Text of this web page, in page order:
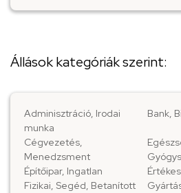
Állások kategóriák szerint:
Adminisztráció, Irodai
munka
Bank,
Cégvezetés,
Menedzsment
Építőipar, Ingatlan
Fizikai, Segéd, Betanított